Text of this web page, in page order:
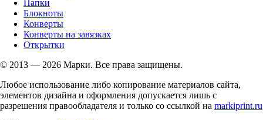
Папки
Блокноты
Конверты
Конверты на завязках
Открытки
© 2013 — 2026 Марки. Все права защищены.
Любое использование либо копирование материалов сайта,
элементов дизайна и оформления допускается лишь с
разрешения правообладателя и только со ссылкой на markiprint.ru